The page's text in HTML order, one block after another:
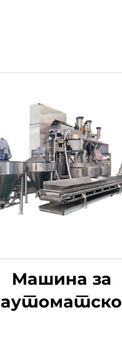
Машина за
аутоматско